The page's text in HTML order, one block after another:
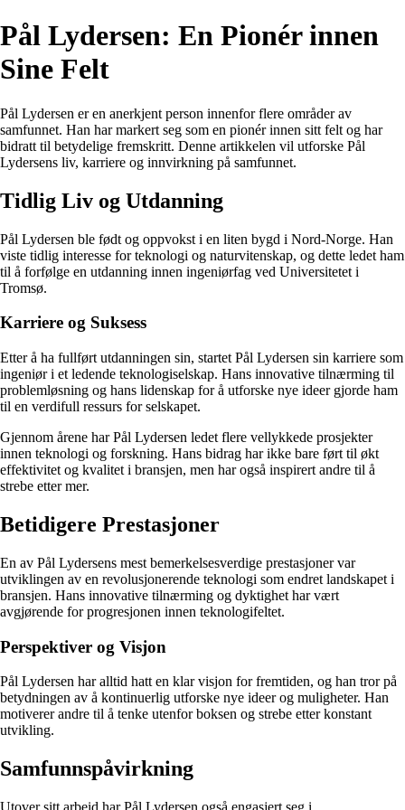
Pål Lydersen: En Pionér innen
Sine Felt
Pål Lydersen er en anerkjent person innenfor flere områder av
samfunnet. Han har markert seg som en pionér innen sitt felt og har
bidratt til betydelige fremskritt. Denne artikkelen vil utforske Pål
Lydersens liv, karriere og innvirkning på samfunnet.
Tidlig Liv og Utdanning
Pål Lydersen ble født og oppvokst i en liten bygd i Nord-Norge. Han
viste tidlig interesse for teknologi og naturvitenskap, og dette ledet ham
til å forfølge en utdanning innen ingeniørfag ved Universitetet i
Tromsø.
Karriere og Suksess
Etter å ha fullført utdanningen sin, startet Pål Lydersen sin karriere som
ingeniør i et ledende teknologiselskap. Hans innovative tilnærming til
problemløsning og hans lidenskap for å utforske nye ideer gjorde ham
til en verdifull ressurs for selskapet.
Gjennom årene har Pål Lydersen ledet flere vellykkede prosjekter
innen teknologi og forskning. Hans bidrag har ikke bare ført til økt
effektivitet og kvalitet i bransjen, men har også inspirert andre til å
strebe etter mer.
Betidigere Prestasjoner
En av Pål Lydersens mest bemerkelsesverdige prestasjoner var
utviklingen av en revolusjonerende teknologi som endret landskapet i
bransjen. Hans innovative tilnærming og dyktighet har vært
avgjørende for progresjonen innen teknologifeltet.
Perspektiver og Visjon
Pål Lydersen har alltid hatt en klar visjon for fremtiden, og han tror på
betydningen av å kontinuerlig utforske nye ideer og muligheter. Han
motiverer andre til å tenke utenfor boksen og strebe etter konstant
utvikling.
Samfunnspåvirkning